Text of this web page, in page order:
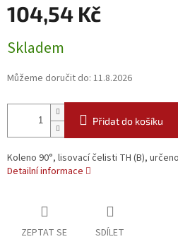
104,54 Kč
cena:
Skladem
Můžeme doručit do: 11.8.2026
Přidat do košíku
Koleno 90°, lisovací čelisti TH (B),
Detailní informace
ZEPTAT SE SDÍLET